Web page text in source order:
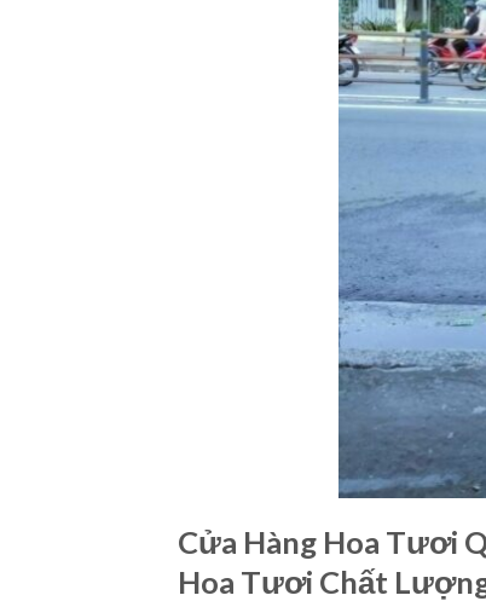
Cửa Hàng Hoa Tươi
Hoa Tươi Chất